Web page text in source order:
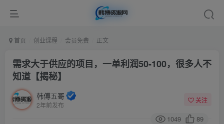
首页 创业课程 会员免费 正文
需求大于供应的项目，一单利润50-100，很多人不
知道【揭秘】
韩傅五哥
2年前发布
关注
1049 89